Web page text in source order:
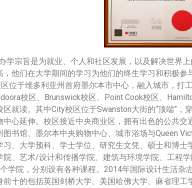
学宗旨是为就业、个人和社区发展，以及解决世界
，他们在大学期间的学习为他们的终生学习和积极参
位于维多利亚州首府墨尔本市中心，融入城市，打
校区、Brunswick校区、Point Cook校区、
区就读。其中City校区位于Swanston大街的“顶端”，
中心延伸。校区接近中央商业区，拥有出色的公共
图书馆、墨尔本中央购物中心、城市浴场与Queen
习、大学预科、学士学位、研究生文凭、硕士和博
院、艺术/设计和传播学院、建筑与环境学院、工程
学院，分别设有各种课程。2014年国际设计生活杂
前十的包括英国剑桥大学、美国哈佛大学、麻省理